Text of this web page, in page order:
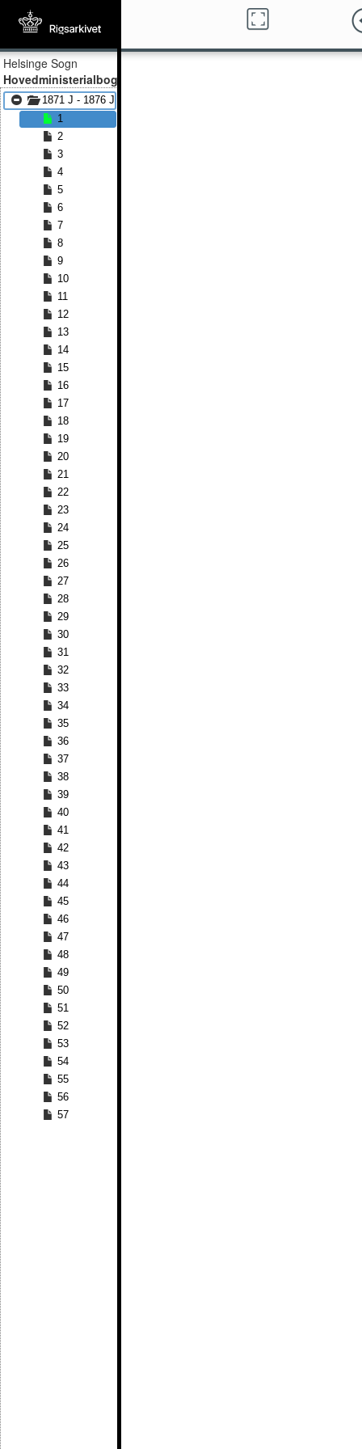
Helsinge Sogn
Hovedministerialbog
1871 J - 1876 J
1
2
3
4
5
6
7
8
9
10
11
12
13
14
15
16
17
18
19
20
21
22
23
24
25
26
27
28
29
30
31
32
33
34
35
36
37
38
39
40
41
42
43
44
45
46
47
48
49
50
51
52
53
54
55
56
57